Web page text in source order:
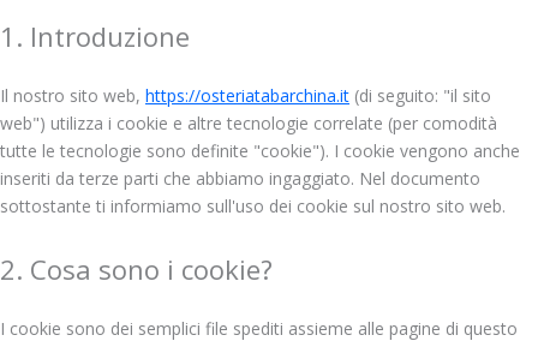
1. Introduzione
Il nostro sito web, https://osteriatabarchina.it (di seguito: "il sito
web") utilizza i cookie e altre tecnologie correlate (per comodità
tutte le tecnologie sono definite "cookie"). I cookie vengono anche
inseriti da terze parti che abbiamo ingaggiato. Nel documento
sottostante ti informiamo sull'uso dei cookie sul nostro sito web.
2. Cosa sono i cookie?
I cookie sono dei semplici file spediti assieme alle pagine di questo